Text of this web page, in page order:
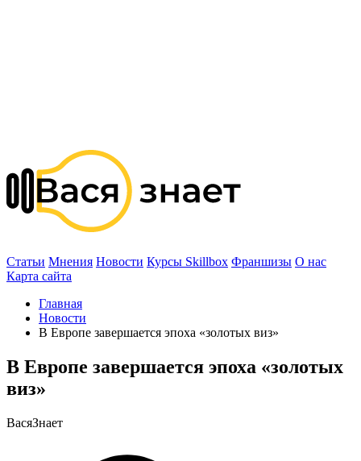
Статьи Мнения Новости Курсы Skillbox Франшизы О нас
Карта сайта
Главная
Новости
В Европе завершается эпоха «золотых виз»
В Европе завершается эпоха «золотых
виз»
ВасяЗнает